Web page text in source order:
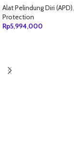
Hook
Alat Pelindung Diri (APD),
Protection
Rp5,994,000